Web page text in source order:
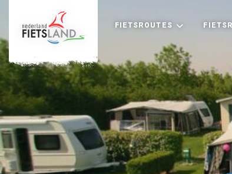
FIETSROUTES